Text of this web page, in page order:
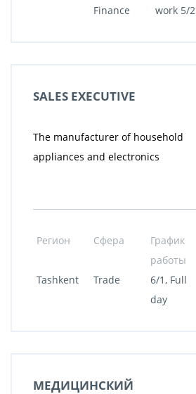
Finance work 5/2
SALES EXECUTIVE
The manufacturer of household
appliances and electronics
Регион Сфера
График
работы
Tashkent
Trade
6/1, Full
day
МЕДИЦИНСКИЙ